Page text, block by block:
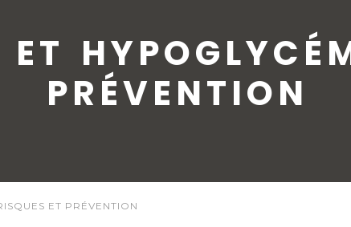
ET
PRÉVENTION
ET PRÉVENTION